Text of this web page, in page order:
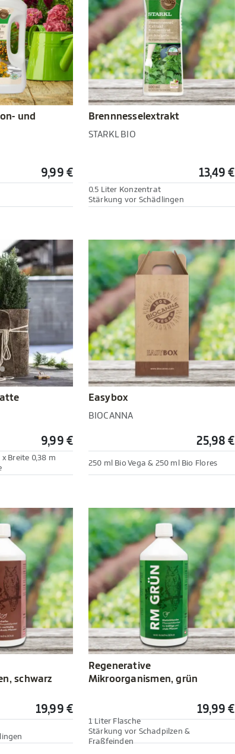
und
9,99 €
Brennnesselextrakt
STARKL BIO
13,49 €
0.5 Liter Konzentrat
Stärkung vor Schädlingen
9,99 €
Breite 0,38 m
Easybox
BIOCANNA
25,98 €
250 ml Bio Vega & 250 ml Bio Flores
schwarz
19,99 €
Regenerative
Mikroorganismen, grün
19,99 €
1 Liter Flasche
Stärkung vor Schadpilzen &
Fraßfeinden